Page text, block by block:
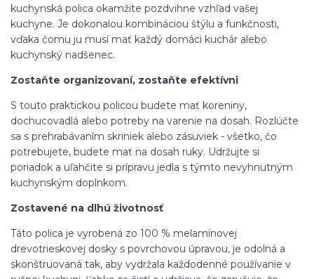
kuchynská polica okamžite pozdvihne vzhľad vašej
kuchyne. Je dokonalou kombináciou štýlu a funkčnosti,
vďaka čomu ju musí mať každý domáci kuchár alebo
kuchynský nadšenec.
Zostaňte organizovaní, zostaňte efektívni
S touto praktickou policou budete mať koreniny,
dochucovadlá alebo potreby na varenie na dosah. Rozlúčte
sa s prehrabávaním skriniek alebo zásuviek - všetko, čo
potrebujete, budete mať na dosah ruky. Udržujte si
poriadok a uľahčite si prípravu jedla s týmto nevyhnutným
kuchynským doplnkom.
Zostavené na dlhú životnosť
Táto polica je vyrobená zo 100 % melamínovej
drevotrieskovej dosky s povrchovou úpravou, je odolná a
skonštruovaná tak, aby vydržala každodenné používanie v